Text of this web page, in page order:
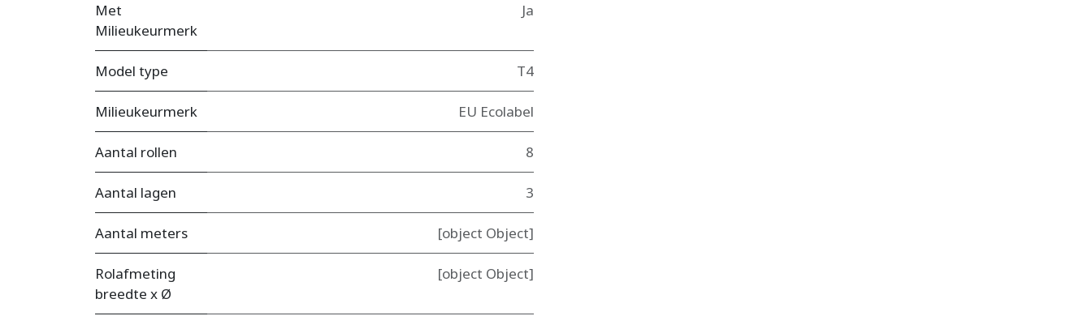
Met
Milieukeurmerk
Ja
Model type T4
Milieukeurmerk EU Ecolabel
Aantal rollen 8
Aantal lagen 3
Aantal meters [object Object]
Rolafmeting
breedte x Ø
[object Object]